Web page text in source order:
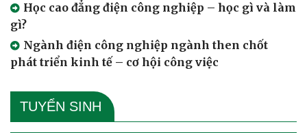
Học cao đẳng điện công nghiệp – học gì và làm
gì?
Ngành điện công nghiệp ngành then chốt
phát triển kinh tế – cơ hội công việc
TUYỂN SINH